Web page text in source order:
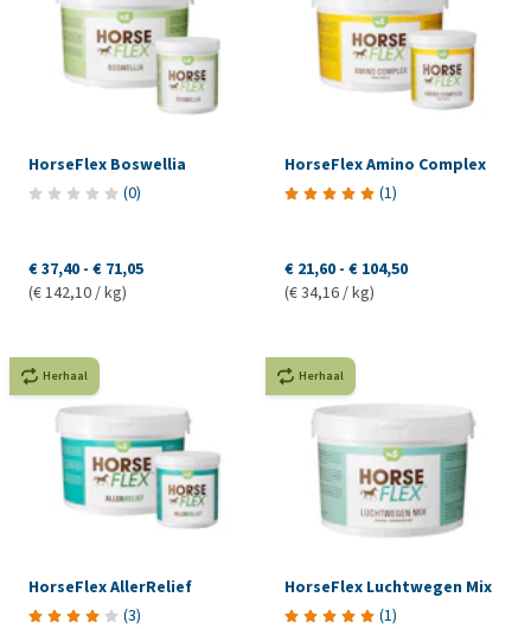
HorseFlex Boswellia
(0)
€ 37,40 - € 71,05
(€ 142,10 / kg)
HorseFlex Amino Complex
(1)
€ 21,60 - € 104,50
(€ 34,16 / kg)
Herhaal
HorseFlex AllerRelief
(3)
Herhaal
HorseFlex Luchtwegen Mix
(1)